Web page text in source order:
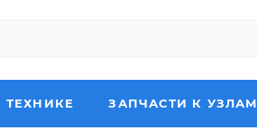
ТЕХНИКЕ ЗАПЧАСТИ К УЗЛАМ